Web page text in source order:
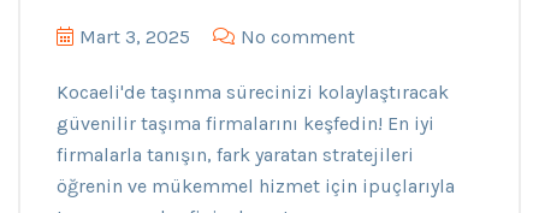
Mart 3, 2025 No comment
Kocaeli'de taşınma sürecinizi kolaylaştıracak
güvenilir taşıma firmalarını keşfedin! En iyi
firmalarla tanışın, fark yaratan stratejileri
öğrenin ve mükemmel hizmet için ipuçlarıyla